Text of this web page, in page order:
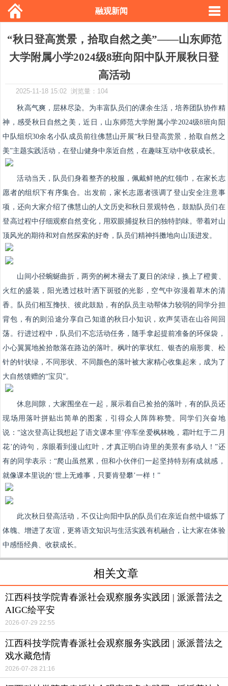
融观新闻
“秋日登高赏景，拾取自然之美”——山东师范
大学附属小学2024级8班向阳中队开展秋日登
高活动
2025-11-18 15:02 浏览量：104
秋高气爽，层林尽染。为丰富队员们的课余生活，培养团队协作精
神，感受秋日自然之美，近日，山东师范大学附属小学2024级8班向阳
中队组织30余名小队成员前往佛慧山开展“秋日登高赏景，拾取自然之
美”主题实践活动，在登山健身中亲近自然，在趣味互动中收获成长。
活动当天，队员们身着整齐的校服，佩戴鲜艳的红领巾，在家长志
愿者的组织下有序集合。出发前，家长志愿者强调了登山安全注意事
项，还向大家介绍了佛慧山的人文历史和秋日景观特色，鼓励队员们在
登高过程中仔细观察自然变化，用双眼捕捉秋日的独特韵味。带着对山
顶风光的期待和对自然探索的好奇，队员们精神抖擞地向山顶进发。
山间小径蜿蜒曲折，两旁的树木褪去了夏日的浓绿，换上了橙黄、
火红的盛装，阳光透过枝叶洒下斑驳的光影，空气中弥漫着草木的清
香。队员们相互搀扶、彼此鼓励，有的队员主动帮体力较弱的同学分担
背包，有的则沿途分享自己知道的秋日小知识，欢声笑语在山谷间回
荡。行进过程中，队员们不忘活动任务，随手拿起提前准备的环保袋，
小心翼翼地捡拾散落在路边的落叶。枫叶的掌状红、银杏的扇形黄、松
针的针状绿，不同形状、不同颜色的落叶被大家精心收集起来，成为了
大自然馈赠的“宝贝”。
休息间隙，大家围坐在一起，展示着自己捡拾的落叶，有的队员还
现场用落叶拼贴出简单的图案，引得众人阵阵称赞。同学们兴奋地
说：“这次登高让我想起了语文课本里‘停车坐爱枫林晚，霜叶红于二月
花’的诗句，亲眼看到漫山红叶，才真正明白诗里的美景有多动人！”还
有的同学表示：“爬山虽然累，但和小伙伴们一起坚持特别有成就感，
就像课本里说的‘世上无难事，只要肯登攀’一样！”
此次秋日登高活动，不仅让向阳中队的队员们在亲近自然中锻炼了
体魄、增进了友谊，更将语文知识与生活实践有机融合，让大家在体验
中感悟经典、收获成长。
相关文章
江西科技学院青春派社会观察服务实践团 | 派派普法之
AIGC绘平安
2026-07-29 22:55
江西科技学院青春派社会观察服务实践团 | 派派普法之
戏水藏危情
2026-07-28 21:16